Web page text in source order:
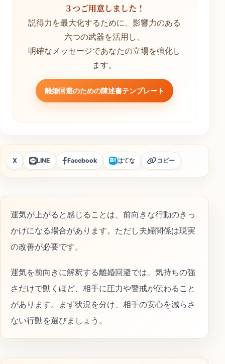
３つご用意しました！
説得力を最大化するために、影響力のある
六つの武器を活用し、
明確なメッセージであなたの立場を強化し
ます。
離婚回避のための陳述書テンプレート
X LINE Facebook B!はてな コピー
運気が上がると感じることは、前向きな行動のきっ
かけになる場合があります。ただし夫婦関係は現実
の改善が必要です。
運気を前向きに解釈する離婚回避では、気持ちの強
さだけで動くほど、相手に圧力や警戒が伝わること
があります。まず状況を分け、相手の安心を減らさ
ない行動を選びましょう。